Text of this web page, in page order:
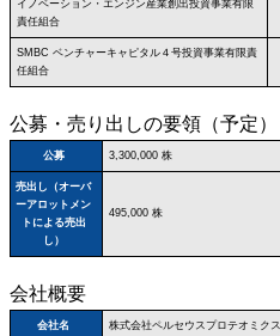
イノベーション・エンジン産業創出投資事業有限
責任組合
SMBC ベンチャーキャピタル４号投資事業有限責
任組合
公募・売り出しの要領（予定）
公募 3,300,000 株
売出し（オーバ
ーアロットメン
トによる売出
し）
495,000 株
会社概要
会社名 株式会社ペルセウスプロテオミクス